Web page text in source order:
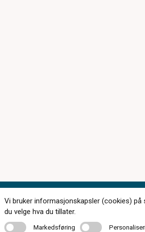
Kontakt oss
Vi bruker informasjonskapsler (cookies) på
du velge hva du tillater.
MarkedsføringMarkedsføring Personalisering